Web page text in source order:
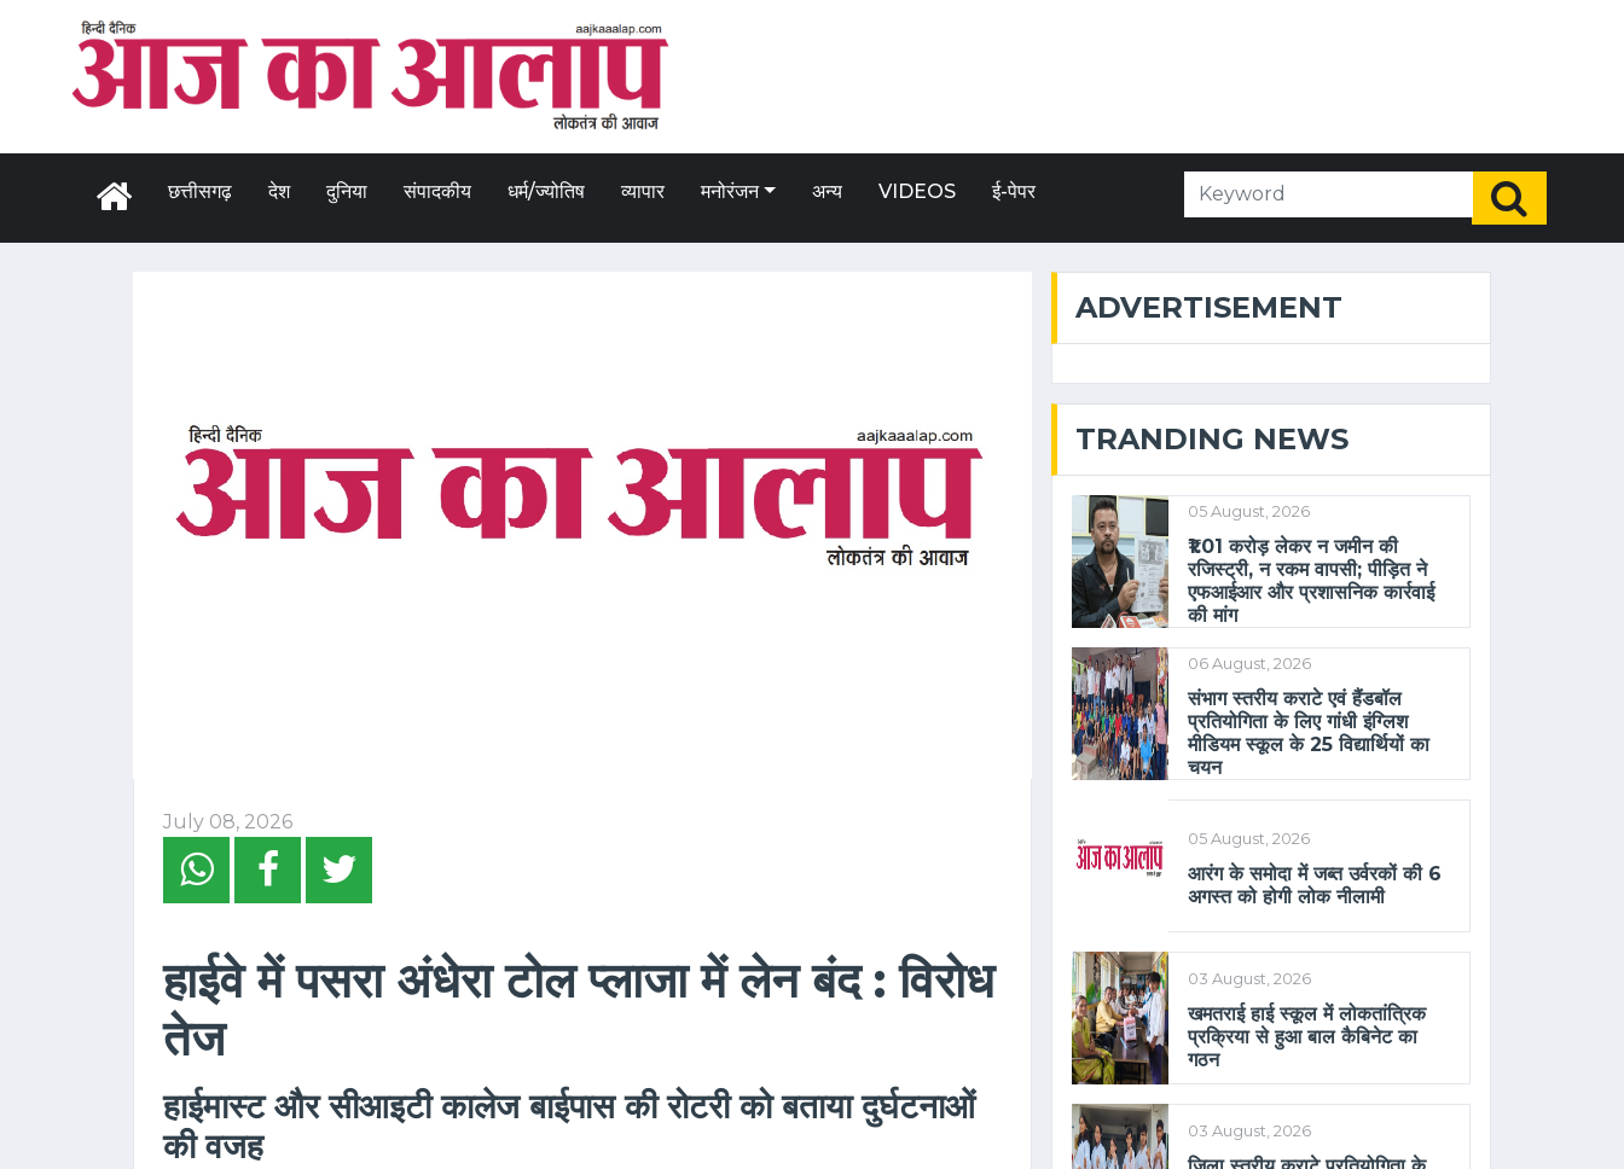
छत्तीसगढ़ देश दुनिया संपादकीय धर्म/ज्योतिष व्यापार मनोरंजन अन्य VIDEOS ई-पेपर
July 08, 2026
हाईवे में पसरा अंधेरा टोल प्लाजा में लेन बंद : विरोध
तेज
हाईमास्ट और सीआइटी कालेज बाईपास की रोटरी को बताया दुर्घटनाओं
की वजह
ADVERTISEMENT
TRANDING NEWS
05 August, 2026
₹1.01 करोड़ लेकर न जमीन की
रजिस्ट्री, न रकम वापसी; पीड़ित ने
एफआईआर और प्रशासनिक कार्रवाई
की मांग
06 August, 2026
संभाग स्तरीय कराटे एवं हैंडबॉल
प्रतियोगिता के लिए गांधी इंग्लिश
मीडियम स्कूल के 25 विद्यार्थियों का
चयन
05 August, 2026
आरंग के समोदा में जब्त उर्वरकों की 6
अगस्त को होगी लोक नीलामी
03 August, 2026
खमतराई हाई स्कूल में लोकतांत्रिक
प्रक्रिया से हुआ बाल कैबिनेट का
गठन
03 August, 2026